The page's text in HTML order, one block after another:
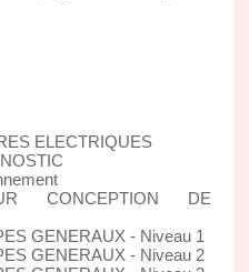
ELECTRIQUES
CONCEPTION DE
GENERAUX - Niveau 1
GENERAUX - Niveau 2